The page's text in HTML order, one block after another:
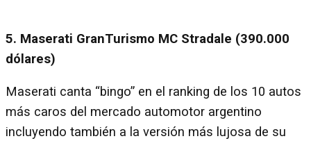
5. Maserati GranTurismo MC Stradale (390.000
dólares)
Maserati canta “bingo” en el ranking de los 10 autos
más caros del mercado automotor argentino
incluyendo también a la versión más lujosa de su